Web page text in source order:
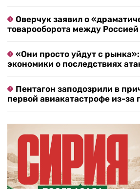
Оверчук заявил о
товарооборота между
«Они просто уйдут с
экономики о последствиях
Пентагон заподозрили в
первой авиакатастрофе из-за